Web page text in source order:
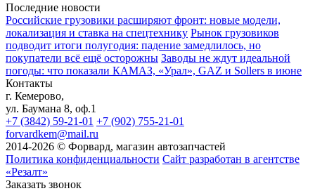
Последние новости
Российские грузовики расширяют фронт: новые модели,
локализация и ставка на спецтехнику Рынок грузовиков
подводит итоги полугодия: падение замедлилось, но
покупатели всё ещё осторожны Заводы не ждут идеальной
погоды: что показали КАМАЗ, «Урал», GAZ и Sollers в июне
Контакты
г. Кемерово,
ул. Баумана 8, оф.1
+7 (3842) 59-21-01 +7 (902) 755-21-01
forvardkem@mail.ru
2014-2026 © Форвард, магазин автозапчастей
Политика конфиденциальности Сайт разработан в агентстве
«Резалт»
Заказать звонок